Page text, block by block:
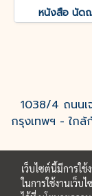
หนังสือ นัด
1038/4 ถนน
กรุงเทพฯ - ใกล้
เว็บไซต์นี้มีการใ
ในการใช้งานเว็บ